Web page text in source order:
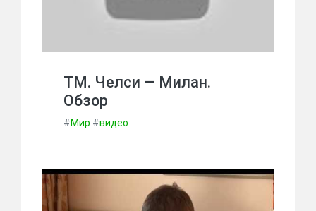
ТМ. Челси — Милан.
Обзор
#Мир #видео